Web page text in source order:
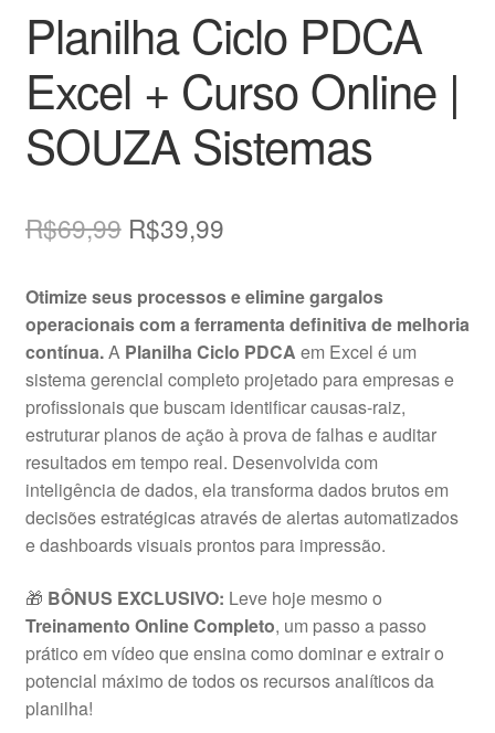
Planilha Ciclo PDCA
Excel + Curso Online |
SOUZA Sistemas
R$69,99 O
original
era:
R$69,99.
R$39,99O
atual
é:
R$39,99.
Otimize seus processos e elimine gargalos
operacionais com a ferramenta definitiva de melhoria
contínua.A Planilha Ciclo PDCA em Excel é um
sistema gerencial completo projetado para empresas e
profissionais que buscam identificar causas-raiz,
estruturar planos de ação à prova de falhas e auditar
resultados em tempo real. Desenvolvida com
inteligência de dados, ela transforma dados brutos em
decisões estratégicas através de alertas automatizados
e dashboards visuais prontos para impressão.
🎁 BÔNUS EXCLUSIVO: Leve hoje mesmo o
Treinamento Online Completo, um passo a passo
prático em vídeo que ensina como dominar e extrair o
potencial máximo de todos os recursos analíticos da
planilha!